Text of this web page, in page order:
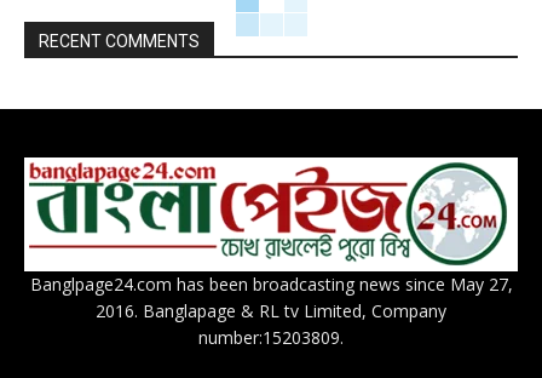
RECENT COMMENTS
Banglpage24.com has been broadcasting news since May 27,
2016. Banglapage & RL tv Limited, Company
number:15203809.